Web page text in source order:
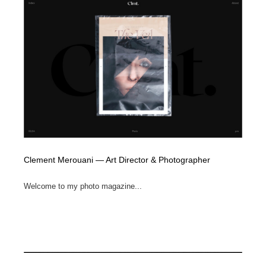
Clement Merouani — Art Director & Photographer
Welcome to my photo magazine...